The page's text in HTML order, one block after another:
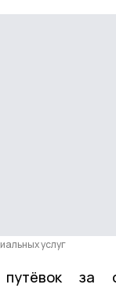
услуг
путёвок за